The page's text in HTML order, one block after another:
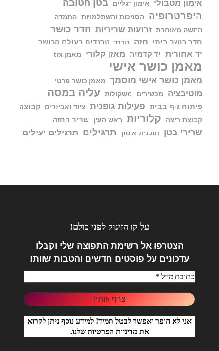
אימון מטבולי אימון רגליים
בטן חטובה
היפרטרופיה
הסמכות והשתלמויות
התמדה
התשה מאוחרת
זרועות שריריות חדר כושר
חדר כושר ביתי חזה טרנד טרנדים בעולם הכושר
יד אחורית יד קדמית מאזן קלורי מאמן trx
מאמן כושר אישי
מאמן כושר אישי מוסמך מאמן כושר פרטי
מוטיבציה מכשירים משקולות עליה במסה
פיתוח גוף בבית פעילות גופנית ציוד ואביזרים קבוצה
קבוצת ריצה קלוריות ראש העין שריר החזה
שרירי בטן תוכנית אימון תרגילים תרגילים יעילים
על קו הזינוק לפני כולם!
הצטרפו אל רשימת התפוצה שלי וקבלו
עדכונים על פוסטים חדשים והטבות שוות!
אני לא חופר ואפשר לבטל תמיד! למידע נוסף ניתן לקרוא
אתמדיניות הפרטיותשלנו.